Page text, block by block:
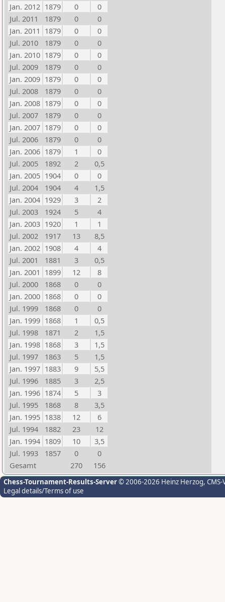
Jan. 2012 1879 0
0
Jul. 2011
1879 0
0
Jan. 2011 1879 0
0
Jul. 2010
1879 0
0
Jan. 2010 1879 0
0
Jul. 2009
1879 0
0
Jan. 2009 1879 0
0
Jul. 2008
1879 0
0
Jan. 2008 1879 0
0
Jul. 2007
1879 0
0
Jan. 2007 1879 0
0
Jul. 2006
1879 0
0
Jan. 2006 1879 1
0
Jul. 2005
1892 2
0,5
Jan. 2005 1904 0
0
Jul. 2004
1904 4
1,5
Jan. 2004 1929 3
2
Jul. 2003
1924 5
4
Jan. 2003 1920 1
1
Jul. 2002
1917 13
8,5
Jan. 2002 1908 4
4
Jul. 2001
1881 3
0,5
Jan. 2001 1899 12
8
Jul. 2000
1868 0
0
Jan. 2000 1868 0
0
Jul. 1999
1868 0
0
Jan. 1999 1868 1
0,5
Jul. 1998
1871 2
1,5
Jan. 1998 1868 3
1,5
Jul. 1997
1863 5
1,5
Jan. 1997 1883 9
5,5
Jul. 1996
1885 3
2,5
Jan. 1996 1874 5
3
Jul. 1995
1868 8
3,5
Jan. 1995 1838 12
6
Jul. 1994
1882 23
12
Jan. 1994 1809 10
3,5
Jul. 1993
1857 0
0
Gesamt
270 156
Chess-Tournament-Results-Server© 2006-2026 Heinz Herzog,
Legal details/Terms of use